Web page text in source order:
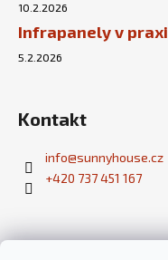
10.2.2026
Infrapanely v praxi
5.2.2026
Kontakt
info@sunnyhouse.cz
+420 737 451 167